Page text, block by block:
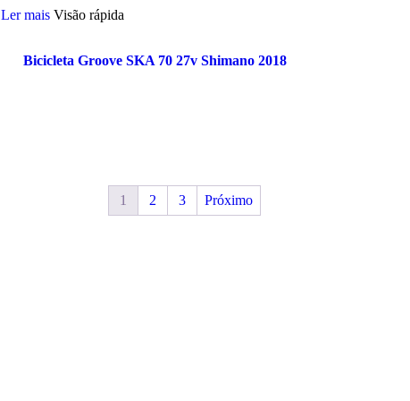
Ler mais Visão rápida
Bicicleta Groove SKA 70 27v Shimano 2018
1 2 3 Próximo